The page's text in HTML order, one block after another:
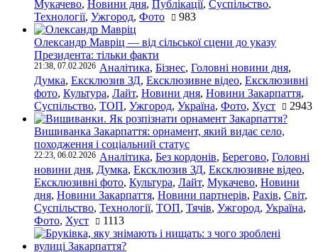
Мукачево, Новини дня, Публікації, Суспільство,
Технології, Ужгород, Фото 983
Олександр Мавріц — від сільської сцени до указу
Президента: тільки факти
21:38, 07.02.2026 Аналітика, Бізнес, Головні новини дня,
Думка, Ексклюзив ЗД, Ексклюзивне відео, Ексклюзивні
фото, Культура, Лайт, Новини дня, Новини Закарпаття,
Суспільство, ТОП, Ужгород, Україна, Фото, Хуст 2943
Вишиванка Закарпаття: орнамент, який видає село,
походження і соціальний статус
22:23, 06.02.2026 Аналітика, Без кордонів, Берегово, Головні
новини дня, Думка, Ексклюзив ЗД, Ексклюзивне відео,
Ексклюзивні фото, Культура, Лайт, Мукачево, Новини
дня, Новини Закарпаття, Новини партнерів, Рахів, Світ,
Суспільство, Технології, ТОП, Тячів, Ужгород, Україна,
Фото, Хуст 1113